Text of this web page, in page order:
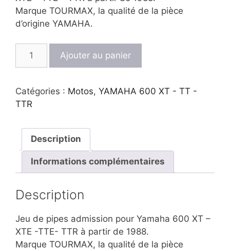
Marque TOURMAX, la qualité de la pièce
d’origine YAMAHA.
de
pipes
88-
Ajouter au panier
Catégories : Motos, YAMAHA 600 XT - TT -
TTR
Description
Informations complémentaires
Description
Jeu de pipes admission pour Yamaha 600 XT –
XTE -TTE- TTR à partir de 1988.
Marque TOURMAX, la qualité de la pièce